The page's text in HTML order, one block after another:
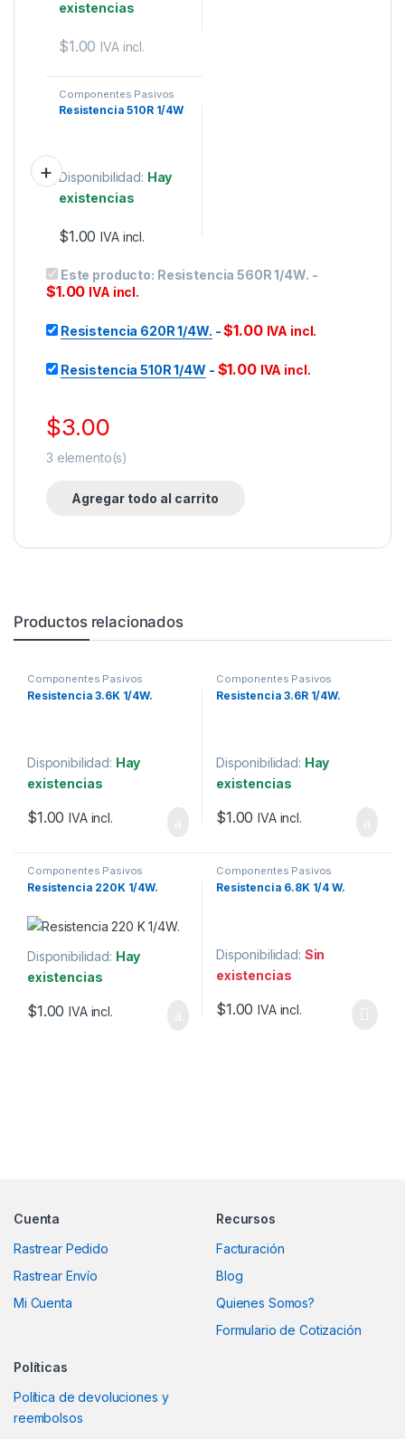
existencias
$1.00 IVA incl.
Componentes Pasivos
Resistencia 510R 1/4W
Disponibilidad: Hay
existencias
$1.00 IVA incl.
Este producto: Resistencia 560R 1/4W. -
$1.00 IVA incl.
Resistencia 620R 1/4W. -$1.00 IVA incl.
Resistencia 510R 1/4W - $1.00 IVA incl.
$3.00
3 elemento(s)
Agregar todo al carrito
Productos relacionados
Componentes Pasivos
Resistencia 3.6K 1/4W.
Disponibilidad: Hay
existencias
$1.00 IVA incl.
Componentes Pasivos
Resistencia 3.6R 1/4W.
Disponibilidad: Hay
existencias
$1.00 IVA incl.
Componentes Pasivos
Resistencia 220K 1/4W.
Disponibilidad: Hay
existencias
$1.00 IVA incl.
Componentes Pasivos
Resistencia 6.8K 1/4 W.
Disponibilidad: Sin
existencias
$1.00 IVA incl.
Cuenta
Rastrear Pedido
Rastrear Envío
Mi Cuenta
Recursos
Facturación
Blog
Quienes Somos?
Formulario de Cotización
Políticas
Política de devoluciones y
reembolsos